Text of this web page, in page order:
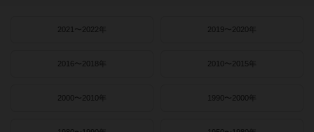
2021〜2022年 2019〜2020年
2016〜2018年 2010〜2015年
2000〜2010年 1990〜2000年